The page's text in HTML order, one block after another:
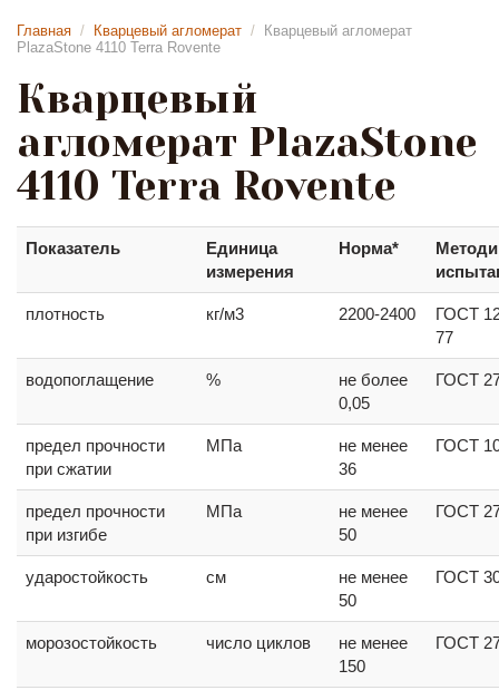
Главная / Кварцевый агломерат / Кварцевый агломерат
PlazaStone 4110 Terra Rovente
Кварцевый
агломерат PlazaStone
4110 Terra Rovente
Показатель
Единица
измерения
Норма*
плотность кг/м3 2200-2400
ГОСТ
77
водопоглащение %
не более
0,05
ГОСТ
предел прочности
при сжатии
МПа
не менее
36
ГОСТ
предел прочности
при изгибе
МПа
не менее
50
ГОСТ
ударостойкость см
не менее
50
ГОСТ
морозостойкость число циклов
не менее
150
ГОСТ